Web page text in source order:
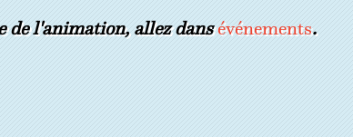
de l'animation, allez dansévénements.